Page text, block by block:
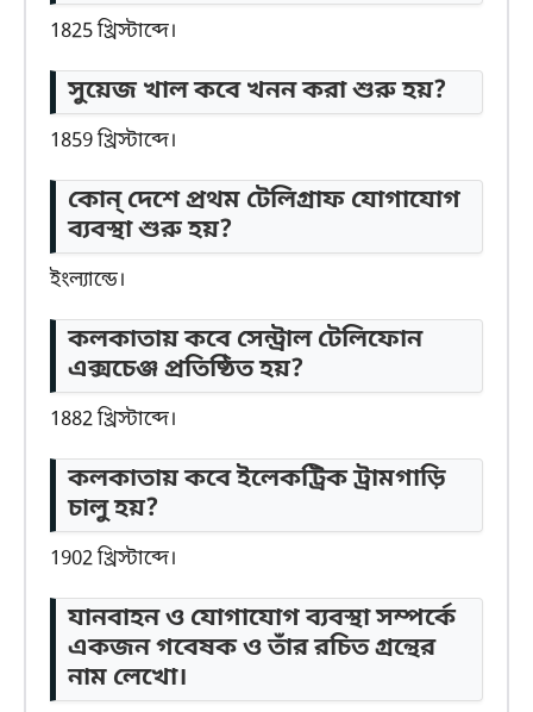
1825 খ্রিস্টাব্দে।
সুয়েজ খাল কবে খনন করা শুরু হয়?
1859 খ্রিস্টাব্দে।
কোন্ দেশে প্রথম টেলিগ্রাফ যোগাযোগ
ব্যবস্থা শুরু হয়?
ইংল্যান্ডে।
কলকাতায় কবে সেন্ট্রাল টেলিফোন
এক্সচেঞ্জ প্রতিষ্ঠিত হয়?
1882 খ্রিস্টাব্দে।
কলকাতায় কবে ইলেকট্রিক ট্রামগাড়ি
চালু হয়?
1902 খ্রিস্টাব্দে।
যানবাহন ও যোগাযোগ ব্যবস্থা সম্পর্কে
একজন গবেষক ও তাঁর রচিত গ্রন্থের
নাম লেখো।